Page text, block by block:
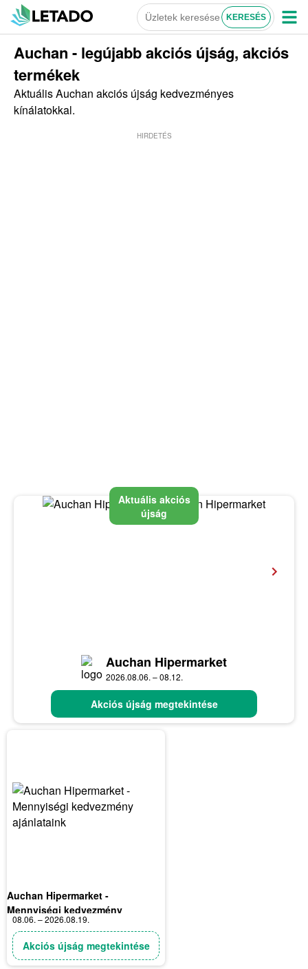
Auchan - legújabb akciós újság, akciós
termékek
Aktuális Auchan akciós újság kedvezményes
kínálatokkal.
HIRDETÉS
Aktuális akciós
újság
Auchan Hipermarket
2026.08.06. – 08.12.
Akciós újság megtekintése
Auchan Hipermarket -
Mennyiségi kedvezmény
ajánlataink
08.06. – 2026.08.19.
Akciós újság megtekintése